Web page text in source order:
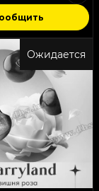
Ожидается